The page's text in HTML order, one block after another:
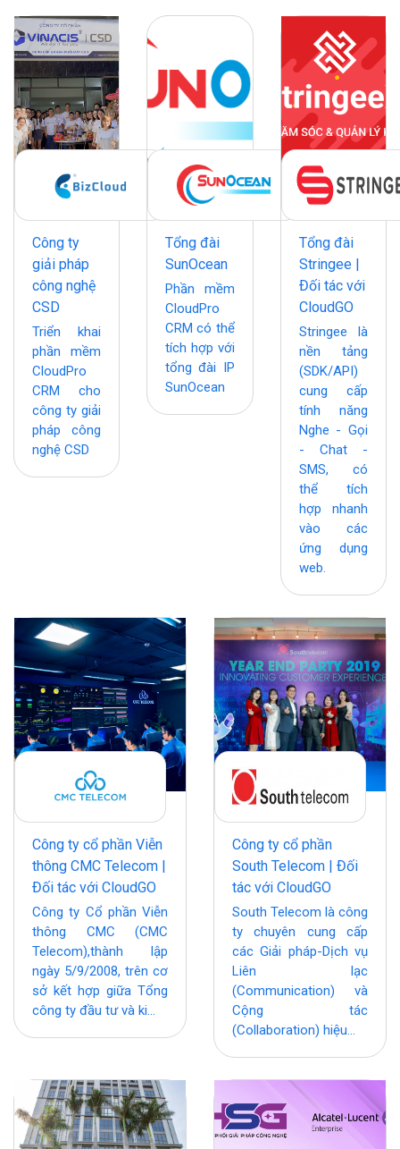
Công ty
giải pháp
công nghệ
CSD
Triển khai
phần mềm
CloudPro
CRM cho
công ty giải
pháp công
nghệ CSD
Tổng đài
SunOcean
Phần mềm
CloudPro
CRM có thể
tích hợp với
tổng đài IP
SunOcean
Tổng đài
Stringee |
Đối tác với
CloudGO
Stringee là
nền tảng
(SDK/API)
cung cấp
tính năng
Nghe - Gọi
- Chat -
SMS, có
thể tích
hợp nhanh
vào các
ứng dụng
web.
Công ty cổ phần Viễn
thông CMC Telecom |
Đối tác với CloudGO
Công ty Cổ phần Viễn
thông CMC (CMC
Telecom),thành lập
ngày 5/9/2008, trên cơ
sở kết hợp giữa Tổng
công ty đầu tư và ki...
Công ty cổ phần
South Telecom | Đối
tác với CloudGO
South Telecom là công
ty chuyên cung cấp
các Giải pháp-Dịch vụ
Liên lạc
(Communication) và
Cộng tác
(Collaboration) hiệu...